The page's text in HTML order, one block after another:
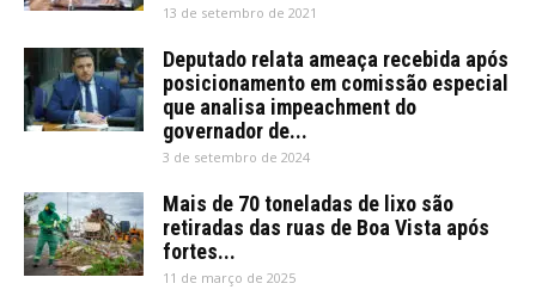
13 de setembro de 2021
Deputado relata ameaça recebida após
posicionamento em comissão especial
que analisa impeachment do
governador de...
3 de setembro de 2024
Mais de 70 toneladas de lixo são
retiradas das ruas de Boa Vista após
fortes...
11 de março de 2025